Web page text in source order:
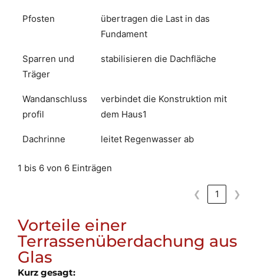
Pfosten
übertragen die Last in das
Fundament
Sparren und
Träger
stabilisieren die Dachfläche
Wandanschluss
profil
verbindet die Konstruktion mit
dem Haus1
Dachrinne leitet Regenwasser ab
1 bis 6 von 6 Einträgen
❮ 1 ❯
Vorteile einer
Terrassenüberdachung aus
Glas
Kurz gesagt: